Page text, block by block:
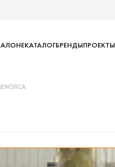
КАТАЛОГБРЕНДЫПРОЕКТЫ